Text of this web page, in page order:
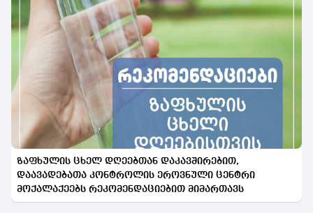
ზაფხულის ცხელ დღეებთან დაკავშირებით,
დაავადებათა კონტროლის ეროვნული ცენტრი
მოქალაქეებს რეკომენდაციებით მიმართავს